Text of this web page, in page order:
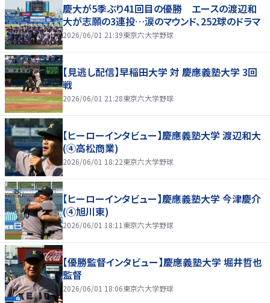
慶大が5季ぶり41回目の優勝 エースの渡辺和
大が志願の3連投…涙のマウンド、252球のドラマ
2026/06/01 21:39東京六大学野球
【見逃し配信】早稲田大学 対 慶應義塾大学 3回
戦
2026/06/01 21:28東京六大学野球
【ヒーローインタビュー】慶應義塾大学 渡辺和大
(④高松商業)
2026/06/01 18:22東京六大学野球
【ヒーローインタビュー】慶應義塾大学 今津慶介
(④旭川東)
2026/06/01 18:11 東京六大学野球
【優勝監督インタビュー】慶應義塾大学 堀井哲也
監督
2026/06/01 18:06東京六大学野球